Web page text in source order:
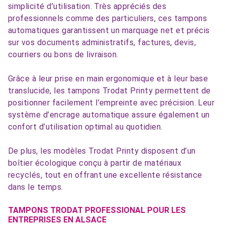
simplicité d’utilisation. Très appréciés des
professionnels comme des particuliers, ces tampons
automatiques garantissent un marquage net et précis
sur vos documents administratifs, factures, devis,
courriers ou bons de livraison.
Grâce à leur prise en main ergonomique et à leur base
translucide, les tampons Trodat Printy permettent de
positionner facilement l’empreinte avec précision. Leur
système d’encrage automatique assure également un
confort d’utilisation optimal au quotidien.
De plus, les modèles Trodat Printy disposent d’un
boîtier écologique conçu à partir de matériaux
recyclés, tout en offrant une excellente résistance
dans le temps.
TAMPONS TRODAT PROFESSIONAL POUR LES
ENTREPRISES EN ALSACE